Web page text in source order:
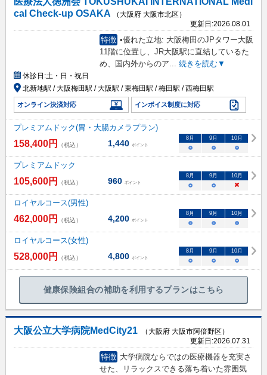
cal Check-up OSAKA
（大阪府 大阪市北区）
更新日:2026.08.01
特徴 •優れた立地: 大阪梅田のJPタワー大阪
11階に位置し、JR大阪駅に直結しているた
め、国内外からのア... 続きを読む▼
休診日:土・日・祝日
北新地駅 / 大阪梅田駅 / 大阪駅 / 東梅田駅 / 梅田駅 / 西梅田駅
オンライン決済対応 インボイス制度に対応
プレミアムドック(胃・大腸カメラプラン)
158,400円 （税込） 1,440 ポイント
8月 9月 10月
○ ○ ○
プレミアムドック
105,600円 （税込） 960 ポイント
8月 9月 10月
○ ○ ×
ロイヤルコース(男性)
462,000円 （税込） 4,200 ポイント
8月 9月 10月
○ ○ ○
ロイヤルコース(女性)
528,000円 （税込） 4,800 ポイント
8月 9月 10月
○ ○ ○
健康保険組合の補助を利用するプランはこちら
大阪公立大学病院MedCity21
（大阪府 大阪市阿倍野区）
更新日:2026.07.31
特徴 大学病院ならではの医療機器を充実さ
せた、リラックスできる落ち着いた雰囲気